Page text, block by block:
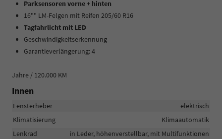
Parksensoren vorne + hinten
16"" LM-Felgen mit Reifen 205/60 R16
Tagfahrlicht mit LED
Geschwindigkeitserkennung
Garantieverlängerung: 4
Jahre / 120.000 KM
Innen
Fensterheber
elektrisch
Klimatisierung
Klimaautomatik
Lenkrad
in Leder, höhenverstellbar, mit Multifunktionen